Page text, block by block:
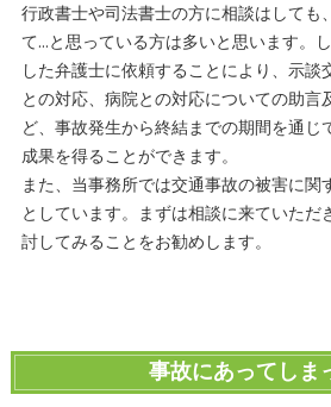
行政書士や司法書士の方に相談はしても
て…と思っている方は多いと思います。
した弁護士に依頼することにより、示
との対応、病院との対応についての助言
ど、事故発生から終結までの期間を通じ
成果を得ることができます。
また、当事務所では交通事故の被害に関
としています。まずは相談に来ていただ
討してみることをお勧めします。
事故にあってしま